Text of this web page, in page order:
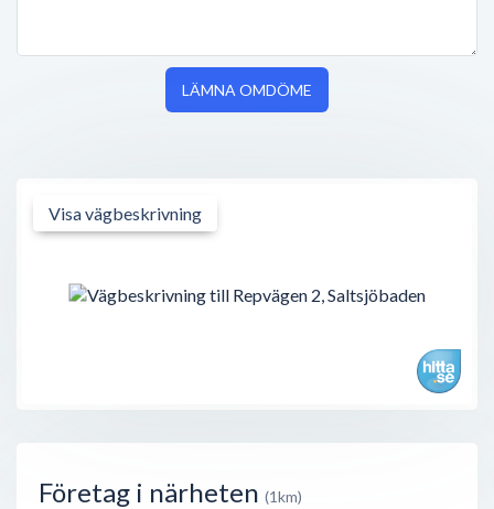
LÄMNA OMDÖME
Visa vägbeskrivning
Företag i närheten (1km)